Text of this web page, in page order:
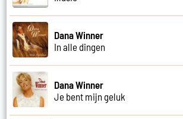
Dana Winner
In alle dingen
Dana Winner
Je bent mijn geluk